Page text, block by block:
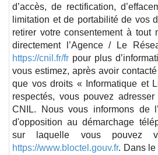
d’accès, de rectification,
limitation et de portabilité de vos
retirer votre consentement à tout
directement l’Agence / Le
https://cnil.fr/fr pour plus
vous estimez, après avoir
que vos droits « Informatique et
respectés, vous pouvez
CNIL. Nous vous informons de
d'opposition au démarchage
sur laquelle vous pouvez
https://www.bloctel.gouv.fr. Dans le